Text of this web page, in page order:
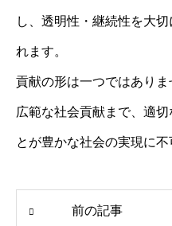
し、透明性・継続性を大
れます。
貢献の形は一つではあり
広範な社会貢献まで、適
とが豊かな社会の実現に不
前の記事